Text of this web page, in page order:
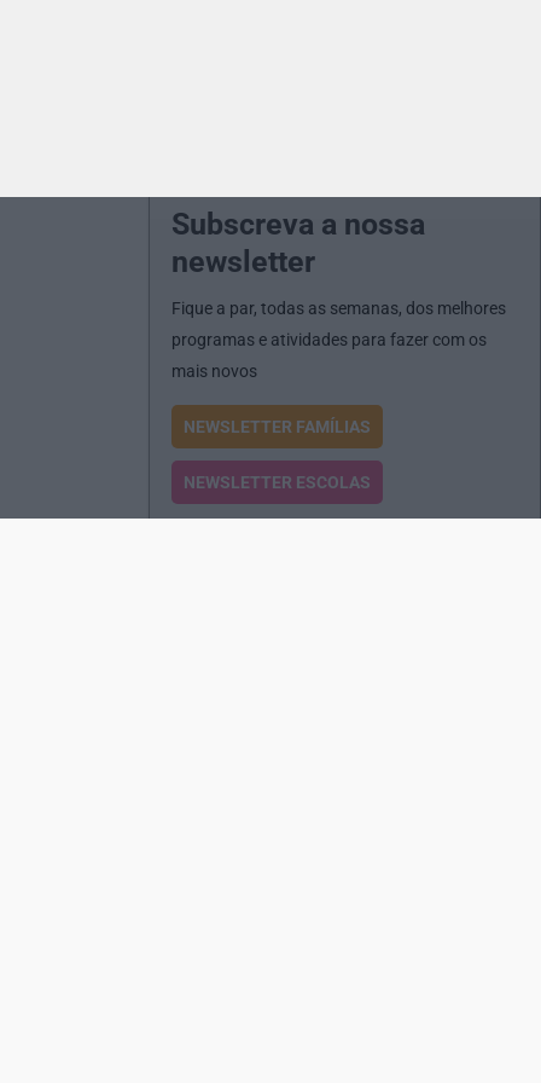
Subscreva a nossa
newsletter
Fique a par, todas as semanas, dos melhores
programas e atividades para fazer com os
mais novos
NEWSLETTER FAMÍLIAS
NEWSLETTER ESCOLAS